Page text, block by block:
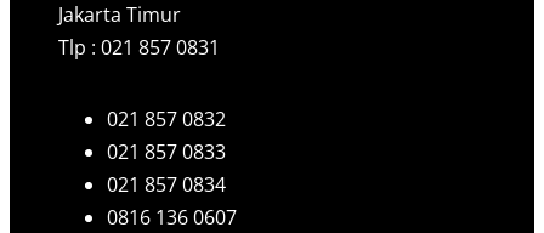
Jakarta Timur
Tlp : 021 857 0831
021 857 0832
021 857 0833
021 857 0834
0816 136 0607